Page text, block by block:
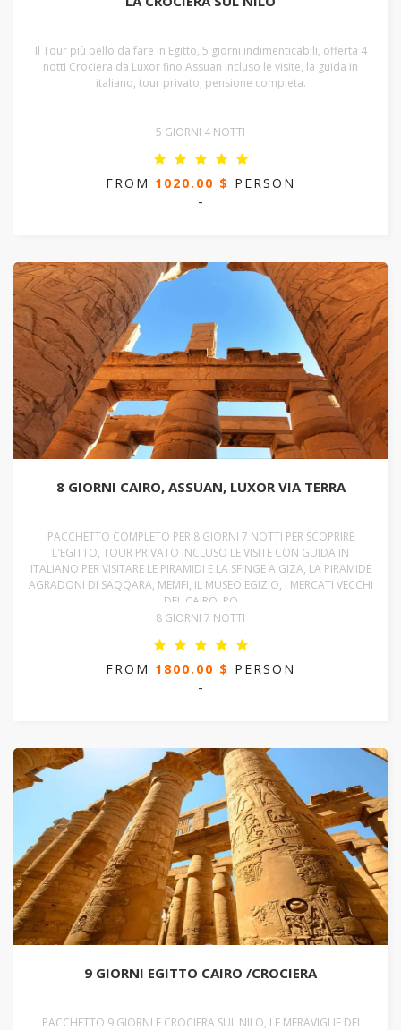
Il Tour più bello da fare in Egitto, 5 giorni indimenticabili, offerta 4
notti Crociera da Luxor fino Assuan incluso le visite, la guida in
italiano, tour privato, pensione completa.
5 GIORNI 4 NOTTI
FROM 1020.00 $ PERSON
-
8 GIORNI CAIRO, ASSUAN, LUXOR VIA TERRA
PACCHETTO COMPLETO PER 8 GIORNI 7 NOTTI PER SCOPRIRE
L'EGITTO, TOUR PRIVATO INCLUSO LE VISITE CON GUIDA IN
ITALIANO PER VISITARE LE PIRAMIDI E LA SFINGE A GIZA, LA PIRAMIDE
AGRADONI DI SAQQARA, MEMFI, IL MUSEO EGIZIO, I MERCATI VECCHI
DEL CAIRO, PO
8 GIORNI 7 NOTTI
FROM 1800.00 $ PERSON
-
9 GIORNI EGITTO CAIRO /CROCIERA
PACCHETTO 9 GIORNI E CROCIERA SUL NILO, LE MERAVIGLIE DEI